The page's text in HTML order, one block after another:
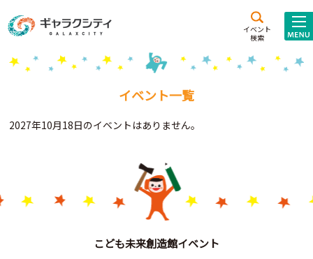
イベント
検索
施設案内
こども
西新井
施設･
Gがくえん
お知らせ
イベント一覧
2027年10月18日のイベントはありません。
こども未来創造館イベント